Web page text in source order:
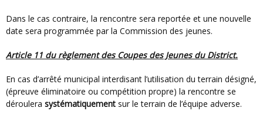
Dans le cas contraire, la rencontre sera reportée et une nouvelle
date sera programmée par la Commission des jeunes.
Article 11 du règlement des Coupes des Jeunes du District.
En cas d’arrêté municipal interdisant l’utilisation du terrain désigné,
(épreuve éliminatoire ou compétition propre) la rencontre se
déroulera systématiquement sur le terrain de l’équipe adverse.